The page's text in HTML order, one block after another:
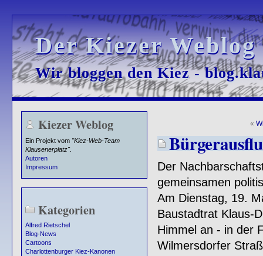
Der Kiezer
Der Kiezer
Wir bloggen den Kiez -
Wir bloggen den Kiez -
Kiezer Weblog
Ein Projekt vom "Kiez-Web-Team
Klausenerplatz".
Autoren
Impressum
Kategorien
Alfred Rietschel
Blog-News
Cartoons
Charlottenburger Kiez-Kanonen
«
Der
gemeinsamen
Am Dienstag, 19.
Baustadtrat Klaus-
Himmel an - in der
Wilmersdorfer